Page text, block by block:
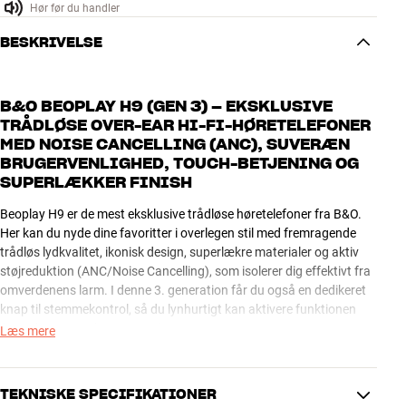
Hør før du handler
BESKRIVELSE
B&O BEOPLAY H9 (GEN 3) – EKSKLUSIVE
TRÅDLØSE OVER-EAR HI-FI-HØRETELEFONER
MED NOISE CANCELLING (ANC), SUVERÆN
BRUGERVENLIGHED, TOUCH-BETJENING OG
SUPERLÆKKER FINISH
Beoplay H9 er de mest eksklusive trådløse høretelefoner fra B&O.
Her kan du nyde dine favoritter i overlegen stil med fremragende
trådløs lydkvalitet, ikonisk design, superlækre materialer og aktiv
støjreduktion (ANC/Noise Cancelling), som isolerer dig effektivt fra
omverdenens larm. I denne 3. generation får du også en dedikeret
knap til stemmekontrol, så du lynhurtigt kan aktivere funktionen
(Siri, Alexa, Google Assistant).*
Du styrer begivenhederne via den geniale touch-funktion på den ene
ørekop. Hele aluminiumspladen fungerer som ét stort touch-panel,
Læs mere
TEKNISKE SPECIFIKATIONER